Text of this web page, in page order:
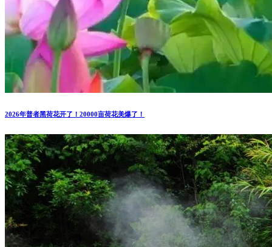
2026年普者黑荷花开了！20000亩荷花美爆了！